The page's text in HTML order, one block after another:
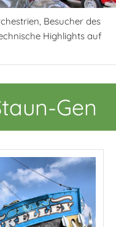
Besucher des
Highlights auf
Gen